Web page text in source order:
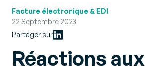
Facture électronique & EDI
22 Septembre 2023
Partager sur
Réactions aux